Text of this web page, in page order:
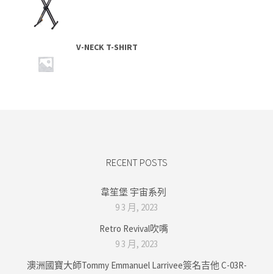
V-NECK T-SHIRT
RECENT POSTS
韋笙堡 宇宙系列
9 3 月, 2023
Retro Revival吹嘴
9 3 月, 2023
澳洲國寶大師Tommy Emmanuel Larrivee簽名吉他 C-03R-